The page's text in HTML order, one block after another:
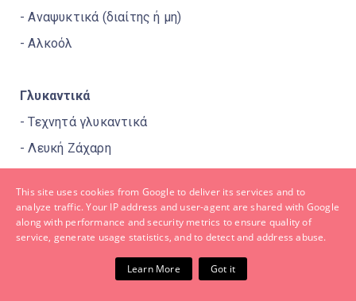
- Αναψυκτικά (διαίτης ή μη)
- Αλκοόλ
Γλυκαντικά
- Τεχνητά γλυκαντικά
- Λευκή Ζάχαρη
This site uses cookies from Google to deliver its services and to
analyze traffic. Your IP address and user-agent are shared with Google
along with performance and security metrics to ensure quality of
service, generate usage statistics, and to detect and address abuse.
Learn More Got it